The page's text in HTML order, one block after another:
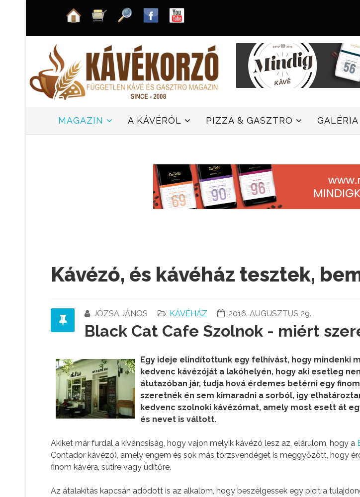
MAGAZIN A KÁVÉRÓL PIZZA & GASZTRO GALÉRIA
Kávézó, és kávéház tesztek,
JÓZSA JÁNOS KÁVÉHÁZ 2016. AUGUSZTUS 29.
Black Cat Cafe Szolnok - miért
Egy ideje elindítottunk egy felhívást, hogy mindenki
kedvenc kávézóját a lakóhelyén, hogy aki esetleg
átutazóban jár, tudja hová érdemes betérni egy
szeretnék én sem kimaradni a sorból, így
kedvenc szolnoki kávézómat, amely most esett át
és nevet is váltott.
Akiket már furdal a kíváncsiság, hogy vajon melyik kávézó lesz az, elárulom, hogy a
Contador kávézó), amely engem és sok más törzsvendéget is meggyőzött, hogy
finom kávéra, sütire vagy üdítőre.
Az átalakítás kapcsán adódott is az alkalom, hogy beszélgessek egy picit a